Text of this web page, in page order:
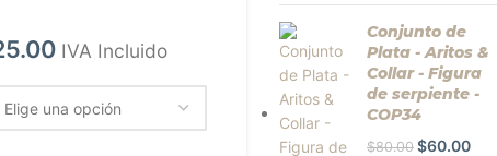
IVA Incluido
Conjunto de
Plata - Aritos &
Collar - Figura
de serpiente -
COP34
$80.00 $60.00